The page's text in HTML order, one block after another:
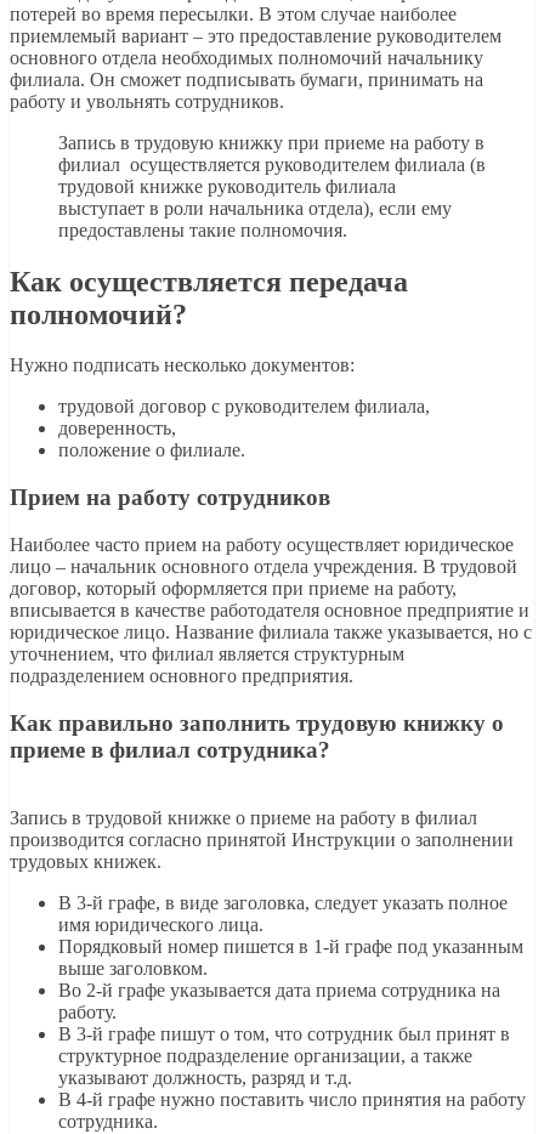
потерей во время пересылки. В этом случае наиболее
приемлемый вариант – это предоставление руководителем
основного отдела необходимых полномочий начальнику
филиала. Он сможет подписывать бумаги, принимать на
работу и увольнять сотрудников.
Запись в трудовую книжку при приеме на работу в
филиал осуществляется руководителем филиала (в
трудовой книжке руководитель филиала
выступает в роли начальника отдела), если ему
предоставлены такие полномочия.
Как осуществляется передача
полномочий?
Нужно подписать несколько документов:
трудовой договор с руководителем филиала,
доверенность,
положение о филиале.
Прием на работу сотрудников
Наиболее часто прием на работу осуществляет юридическое
лицо – начальник основного отдела учреждения. В трудовой
договор, который оформляется при приеме на работу,
вписывается в качестве работодателя основное предприятие и
юридическое лицо. Название филиала также указывается, но с
уточнением, что филиал является структурным
подразделением основного предприятия.
Как правильно заполнить трудовую книжку о
приеме в филиал сотрудника?
Запись в трудовой книжке о приеме на работу в филиал
производится согласно принятой Инструкции о заполнении
трудовых книжек.
В 3-й графе, в виде заголовка, следует указать полное
имя юридического лица.
Порядковый номер пишется в 1-й графе под указанным
выше заголовком.
Во 2-й графе указывается дата приема сотрудника на
работу.
В 3-й графе пишут о том, что сотрудник был принят в
структурное подразделение организации, а также
указывают должность, разряд и т.д.
В 4-й графе нужно поставить число принятия на работу
сотрудника.